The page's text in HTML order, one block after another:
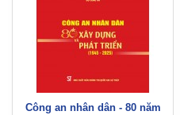
Công an nhân dân - 80 năm